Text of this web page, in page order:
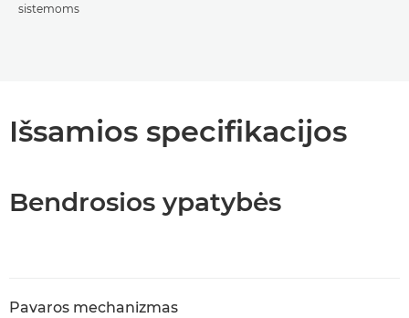
sistemoms
Išsamios specifikacijos
Bendrosios ypatybės
Pavaros mechanizmas